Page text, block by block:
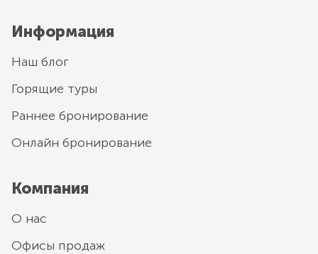
Информация
Наш блог
Горящие туры
Раннее бронирование
Онлайн бронирование
Компания
О нас
Офисы продаж